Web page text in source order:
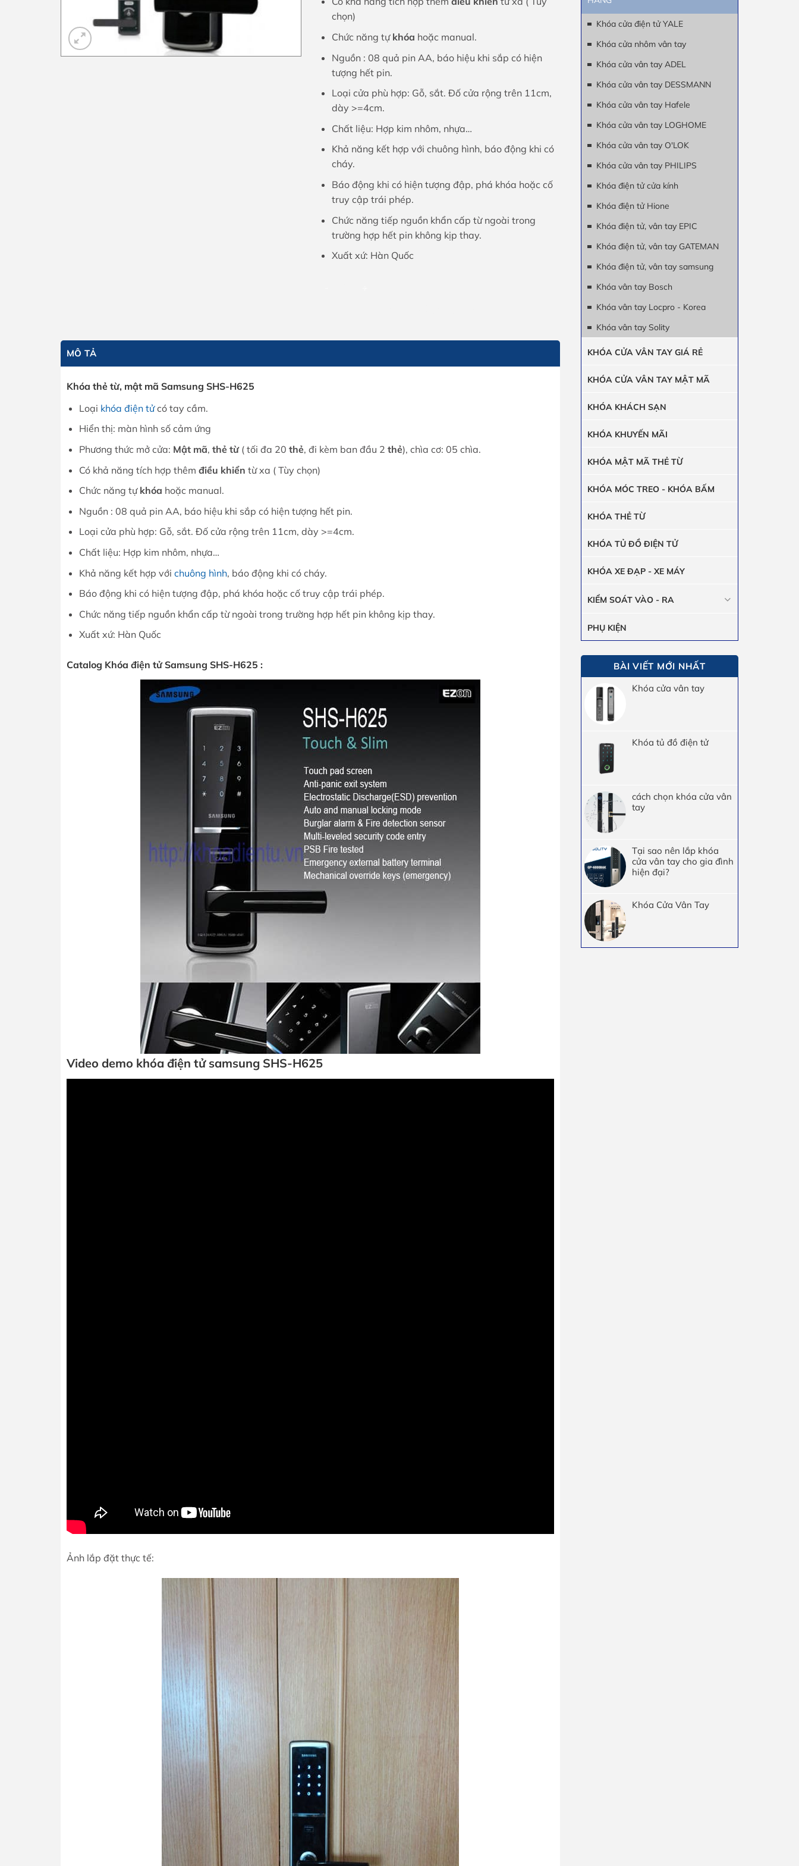
Khóa cửa điện tử YALE
Khóa cửa nhôm vân tay
Khóa cửa vân tay ADEL
Khóa cửa vân tay DESSMANN
Khóa cửa vân tay Hafele
Khóa cửa vân tay LOGHOME
Khóa cửa vân tay O'LOK
Khóa cửa vân tay PHILIPS
Khóa điện tử cửa kính
Khóa điện tử Hione
Khóa điện tử, vân tay EPIC
Khóa điện tử, vân tay GATEMAN
Khóa điện tử, vân tay samsung
Khóa vân tay Bosch
Khóa vân tay Locpro - Korea
Khóa vân tay Solity
KHÓA CỬA VÂN TAY GIÁ RẺ
KHÓA CỬA VÂN TAY MẬT MÃ
KHÓA KHÁCH SẠN
KHÓA KHUYẾN MÃI
KHÓA MẬT MÃ THẺ TỪ
KHÓA MÓC TREO - KHÓA BẤM
KHÓA THẺ TỪ
KHÓA TỦ ĐỒ ĐIỆN TỬ
KHÓA XE ĐẠP - XE MÁY
KIỂM SOÁT VÀO - RA
PHỤ KIỆN
BÀI VIẾT MỚI NHẤT
Khóa cửa vân tay
Khóa tủ đồ điện tử
cách chọn khóa cửa vân
tay
Tại sao nên lắp khóa
cửa vân tay cho gia đình
hiện đại?
Khóa Cửa Vân Tay
chọn)
Chức năng tự khóa hoặc manual.
Nguồn : 08 quả pin AA, báo hiệu khi sắp có hiện
tượng hết pin.
Loại cửa phù hợp: Gỗ, sắt. Đố cửa rộng trên 11cm,
dày >=4cm.
Chất liệu: Hợp kim nhôm, nhựa…
Khả năng kết hợp với chuông hình, báo động khi có
cháy.
Báo động khi có hiện tượng đập, phá khóa hoặc cố
truy cập trái phép.
Chức năng tiếp nguồn khẩn cấp từ ngoài trong
trường hợp hết pin không kịp thay.
Xuất xứ: Hàn Quốc
MÔ TẢ
Khóa thẻ từ, mật mã Samsung SHS-H625
Loại khóa điện tửcó tay cầm.
Hiển thị: màn hình số cảm ứng
Phương thức mở cửa: Mật mã, thẻ từ( tối đa 20 thẻ, đi kèm ban đầu 2 thẻ), chìa cơ: 05 chìa.
Có khả năng tích hợp thêm điều khiển từ xa ( Tùy chọn)
Chức năng tự khóa hoặc manual.
Nguồn : 08 quả pin AA, báo hiệu khi sắp có hiện tượng hết pin.
Loại cửa phù hợp: Gỗ, sắt. Đố cửa rộng trên 11cm, dày >=4cm.
Chất liệu: Hợp kim nhôm, nhựa…
Khả năng kết hợp với chuông hình, báo động khi có cháy.
Báo động khi có hiện tượng đập, phá khóa hoặc cố truy cập trái phép.
Chức năng tiếp nguồn khẩn cấp từ ngoài trong trường hợp hết pin không kịp thay.
Xuất xứ: Hàn Quốc
Catalog Khóa điện tử Samsung SHS-H625 :
Video demo khóa điện tử samsung SHS-H625
Ảnh lắp đặt thực tế: